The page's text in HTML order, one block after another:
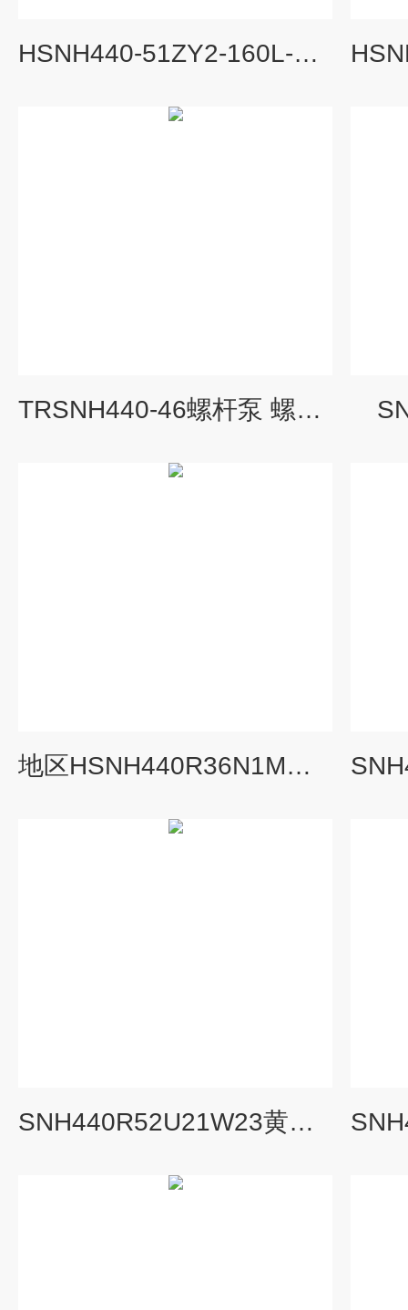
HSNH440-51ZY2-160L-4 螺杆泵生产
TRSNH440-46螺杆泵 螺杆泵生产
地区HSNH440R36N1M黄山螺杆泵螺杆泵
SNH440R52U21W23黄山螺杆泵黄山地区螺杆泵